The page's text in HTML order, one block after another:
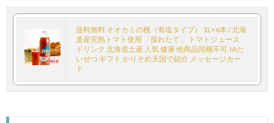
送料無料 オオカミの桃（有塩タイプ） 1L×6本 / 北海
道産完熟トマト使用 「採れたて」 トマトジュース
ドリンク 北海道土産 人気 健康 他商品同梱不可 JAた
いせつ ギフト かりそめ天国で紹介 メッセージカー
ド